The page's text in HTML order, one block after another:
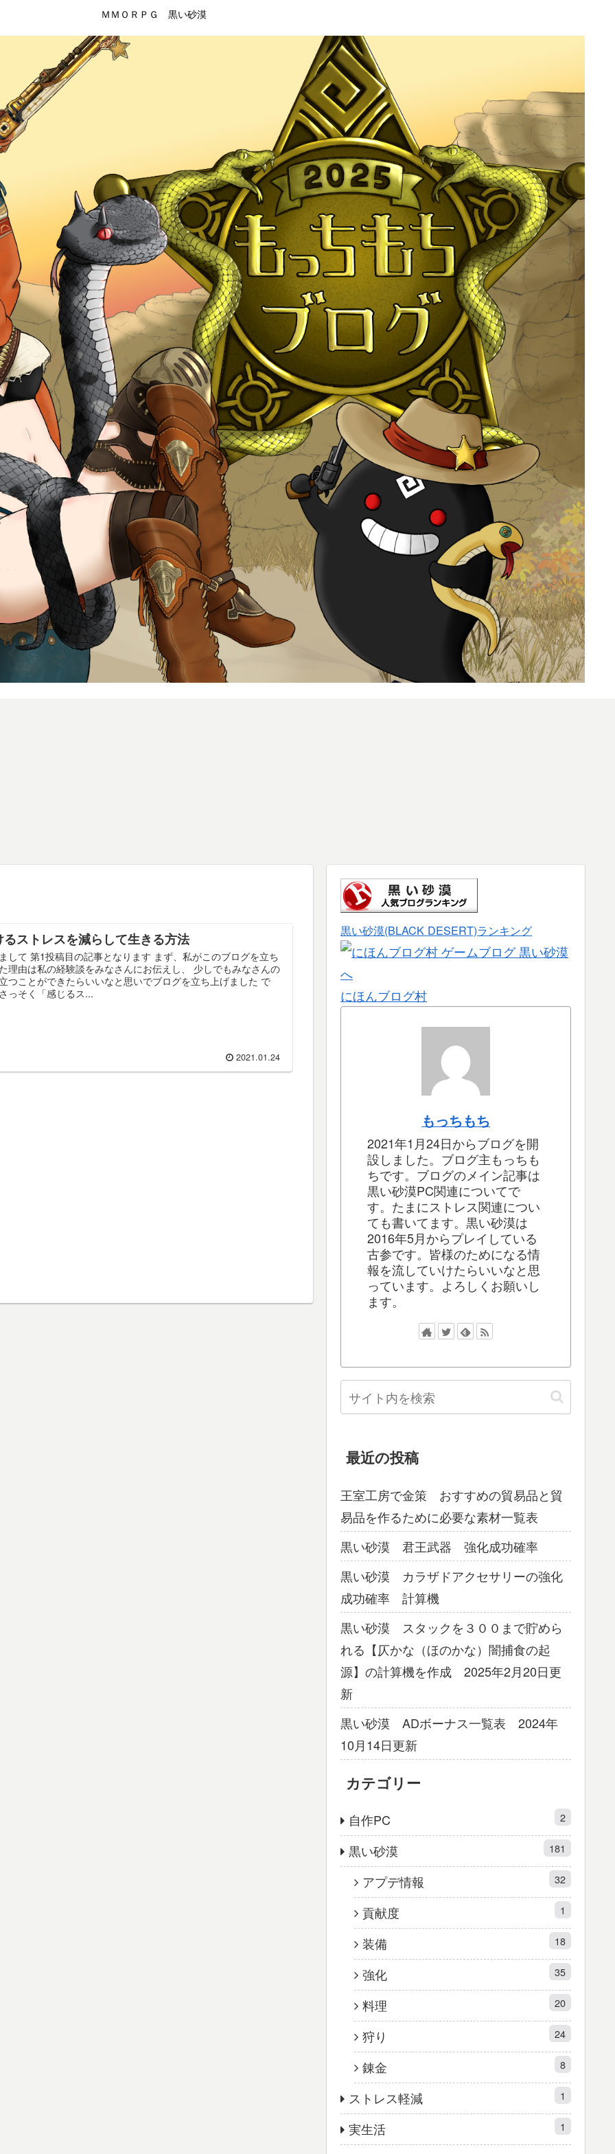
ＭＭＯＲＰＧ 黒い砂漠
るストレスを減らして生きる方法
して 第1投稿目の記事となります まず、私がこのブログを立ち
理由は私の経験談をみなさんにお伝えし、 少しでもみなさんの
つことができたらいいなと思いでブログを立ち上げました で
っそく「感じるス...
2021.01.24
黒い砂漠(BLACK DESERT)ランキング
にほんブログ村
もっちもち
2021年1月24日からブログを開
設しました。ブログ主もっちも
ちです。ブログのメイン記事は
黒い砂漠PC関連についてで
す。たまにストレス関連につい
ても書いてます。黒い砂漠は
2016年5月からプレイしている
古参です。皆様のためになる情
報を流していけたらいいなと思
っています。よろしくお願いし
ます。
最近の投稿
王室工房で金策 おすすめの貿易品と貿
易品を作るために必要な素材一覧表
黒い砂漠 君王武器 強化成功確率
黒い砂漠 カラザドアクセサリーの強化
成功確率 計算機
黒い砂漠 スタックを３００まで貯めら
れる【仄かな（ほのかな）闇捕食の起
源】の計算機を作成 2025年2月20日更
新
黒い砂漠 ADボーナス一覧表 2024年
10月14日更新
カテゴリー
自作PC 2
黒い砂漠 181
アプデ情報 32
貢献度 1
装備 18
強化 35
料理 20
狩り 24
錬金 8
ストレス軽減 1
実生活 1